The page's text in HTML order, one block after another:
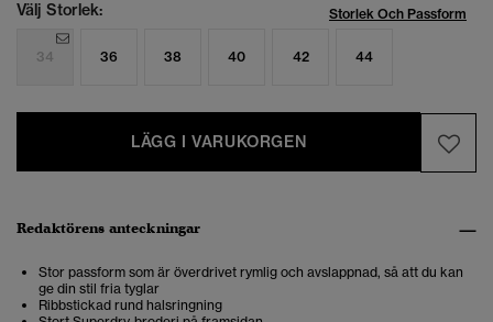
Välj Storlek: Storlek Och Passform
34 36 38 40 42 44
LÄGG I VARUKORGEN
Redaktörens anteckningar
Stor passform som är överdrivet rymlig och avslappnad, så att du kan
ge din stil fria tyglar
Ribbstickad rund halsringning